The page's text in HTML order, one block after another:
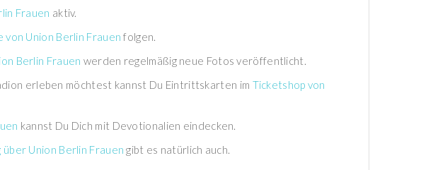
Frauen aktiv.
Union Berlin Frauen folgen.
Berlin Frauen werden regelmäßig neue Fotos veröffentlicht.
erleben möchtest kannst Du Eintrittskarten im Ticketshop von
kannst Du Dich mit Devotionalien eindecken.
Union Berlin Frauen gibt es natürlich auch.